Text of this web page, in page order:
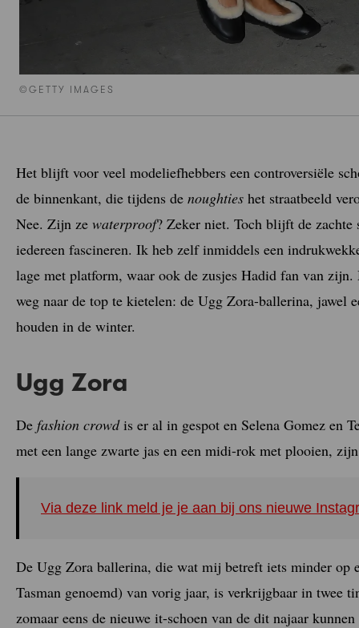
©GETTY IMAGES
Het blijft voor veel modeliefhebbers een controversiële
de binnenkant, die tijdens de noughties het straatbeeld
Nee. Zijn ze waterproof? Zeker niet. Toch blijft de zachte
iedereen fascineren. Ik heb zelf inmiddels een
lage met platform, waar ook de zusjes Hadid fan van
weg naar de top te kietelen: de Ugg Zora-ballerina, jawel
houden in de winter.
Ugg Zora
De fashion crowdis er al in gespot en Selena Gomez en
met een lange zwarte jas en een midi-rok met plooien,
Via deze link meld je je aan bij ons nieuwe
De Ugg Zora ballerina, die wat mij betreft iets minder op
Tasman genoemd) van vorig jaar, is verkrijgbaar in twee
zomaar eens de nieuwe it-schoen van de dit najaar